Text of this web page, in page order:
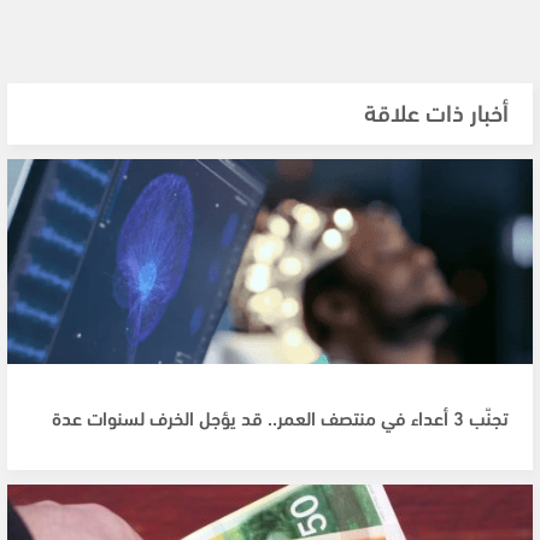
أخبار ذات علاقة
تجنّب 3 أعداء في منتصف العمر.. قد يؤجل الخرف لسنوات عدة